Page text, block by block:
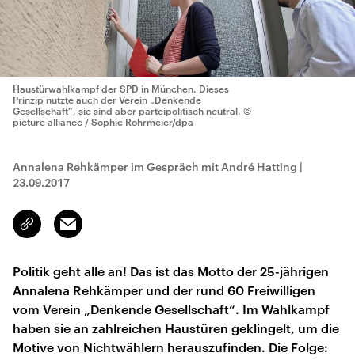
Haustürwahlkampf der SPD in München. Dieses
Prinzip nutzte auch der Verein „Denkende
Gesellschaft“, sie sind aber parteipolitisch neutral. ©
picture alliance / Sophie Rohrmeier/dpa
Annalena Rehkämper im Gespräch mit André Hatting |
23.09.2017
Link
kopieren/teilen
Email
Politik geht alle an! Das ist das Motto der 25-jährigen
Annalena Rehkämper und der rund 60 Freiwilligen
vom Verein „Denkende Gesellschaft“. Im Wahlkampf
haben sie an zahlreichen Haustüren geklingelt, um die
Motive von Nichtwählern herauszufinden. Die Folge: